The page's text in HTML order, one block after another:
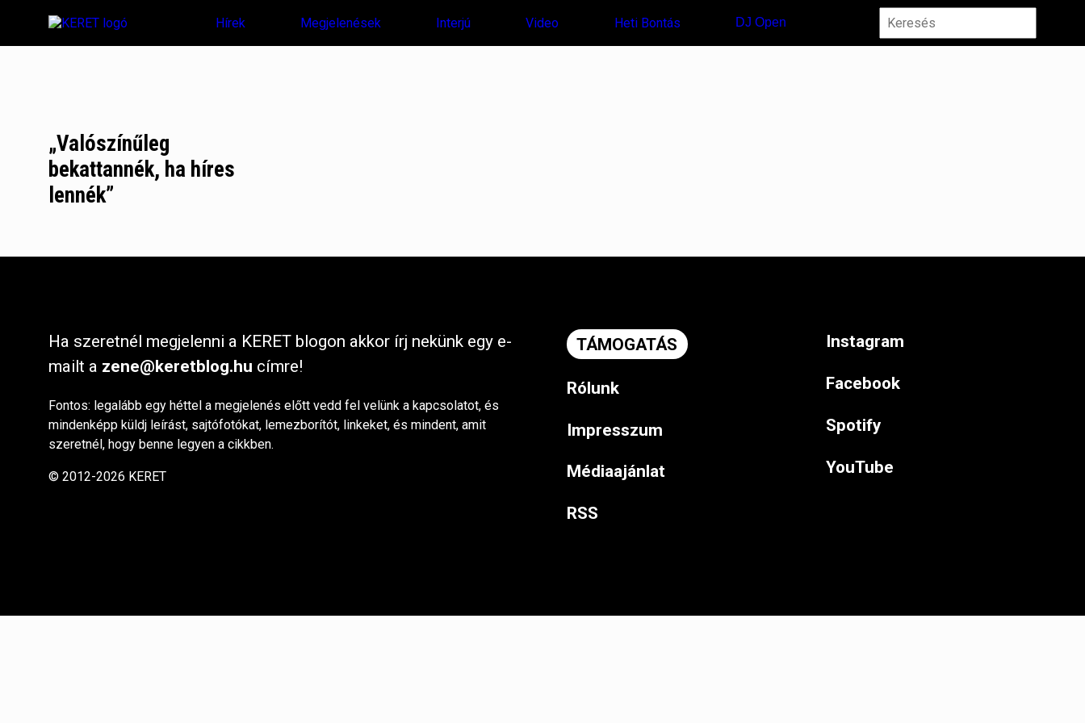
Hírek Megjelenések Interjú Video Heti Bontás DJ Open
„Valószínűleg
bekattannék, ha híres
lennék”
Ha szeretnél megjelenni a KERET blogon akkor írj nekünk egy e-
mailt a zene@keretblog.hu címre!
Fontos: legalább egy héttel a megjelenés előtt vedd fel velünk a kapcsolatot, és
mindenképp küldj leírást, sajtófotókat, lemezborítót, linkeket, és mindent, amit
szeretnél, hogy benne legyen a cikkben.
© 2012-2026 KERET
TÁMOGATÁS
Rólunk
Impresszum
Médiaajánlat
RSS
Instagram
Facebook
Spotify
YouTube